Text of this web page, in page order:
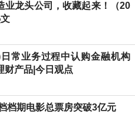
业龙头公司，收藏起来！（20
常业务过程中认购金融机构
财产品|今日观点
档期电影总票房突破3亿元